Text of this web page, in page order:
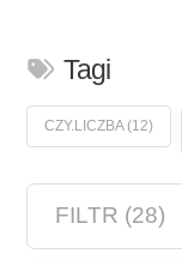
Tagi
CZY.LICZBA(12)
FILTR (28)